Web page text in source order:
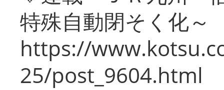
特殊自動閉そく化～
https://
25/post_9604.html